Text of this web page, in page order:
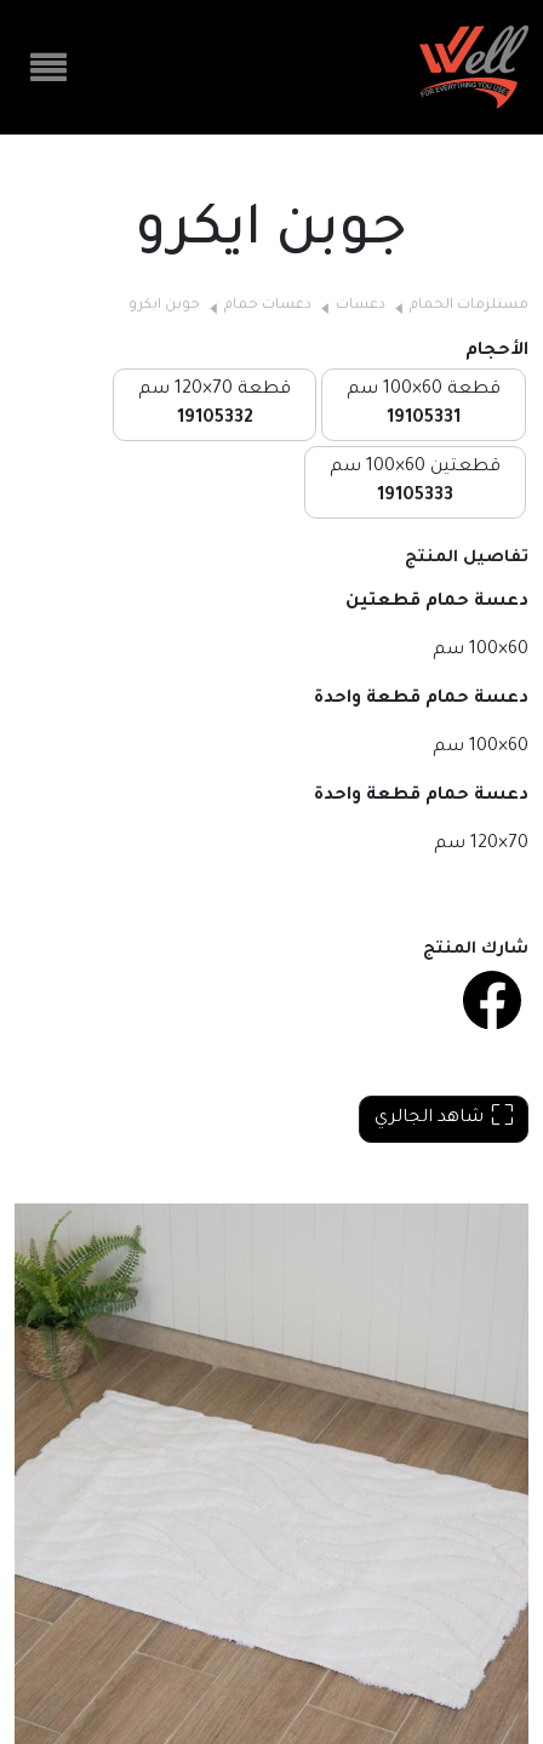
جوبن ايكرو
مستلزمات الحمام دعسات دعسات حمام جوبن ايكرو
الأحجام
قطعة 60×100 سم
19105331
قطعة 70×120 سم
19105332
قطعتين 60×100 سم
19105333
تفاصيل المنتج
دعسة حمام قطعتين
60×100 سم
دعسة حمام قطعة واحدة
60×100 سم
دعسة حمام قطعة واحدة
70×120 سم
شارك المنتج
شاهد الجالري